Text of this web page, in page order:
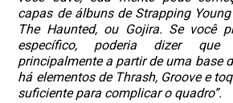
capas de álbuns de Strapping
The Haunted, ou Gojira. Se você
específico, poderia dizer
principalmente a partir de uma base
há elementos de Thrash, Groove e
suficiente para complicar o quadro”.